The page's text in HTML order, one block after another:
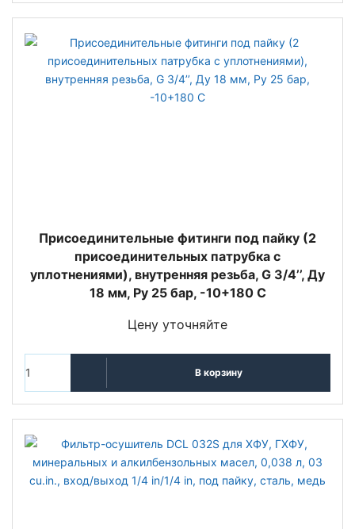
Присоединительные фитинги под пайку (2
присоединительных патрубка с
уплотнениями), внутренняя резьба, G 3/4’’, Ду
18 мм, Ру 25 бар, -10+180 С
Цену уточняйте
В корзину